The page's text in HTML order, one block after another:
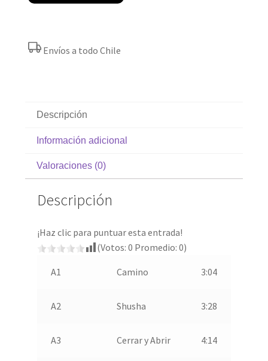
Envíos a todo Chile
Descripción
Información adicional
Valoraciones (0)
Descripción
¡Haz clic para puntuar esta entrada!
(Votos: 0 Promedio: 0)
A1 Camino 3:04
A2 Shusha 3:28
A3 Cerrar y Abrir 4:14